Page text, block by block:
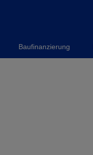
Baufinanzierung